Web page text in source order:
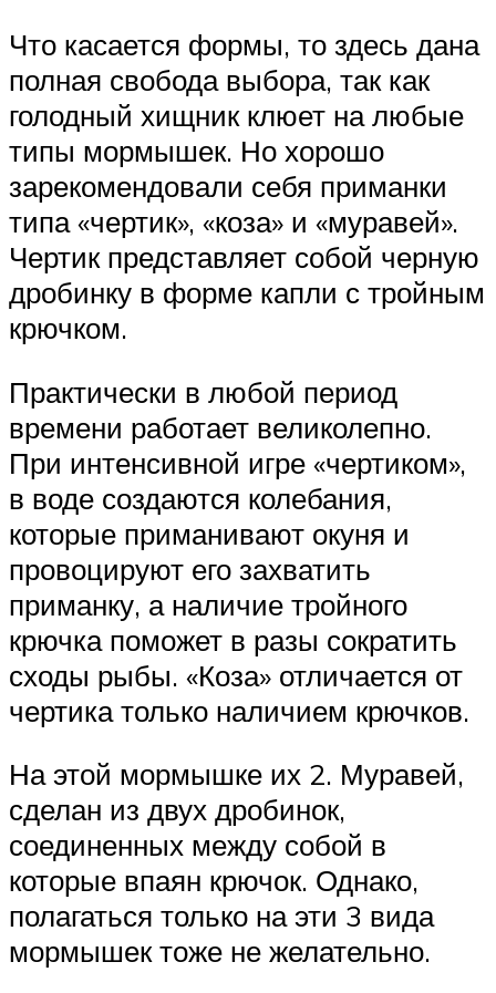
Что касается формы, то здесь дана
полная свобода выбора, так как
голодный хищник клюет на любые
типы мормышек. Но хорошо
зарекомендовали себя приманки
типа «чертик», «коза» и «муравей».
Чертик представляет собой черную
дробинку в форме капли с тройным
крючком.
Практически в любой период
времени работает великолепно.
При интенсивной игре «чертиком»,
в воде создаются колебания,
которые приманивают окуня и
провоцируют его захватить
приманку, а наличие тройного
крючка поможет в разы сократить
сходы рыбы. «Коза» отличается от
чертика только наличием крючков.
На этой мормышке их 2. Муравей,
сделан из двух дробинок,
соединенных между собой в
которые впаян крючок. Однако,
полагаться только на эти 3 вида
мормышек тоже не желательно.